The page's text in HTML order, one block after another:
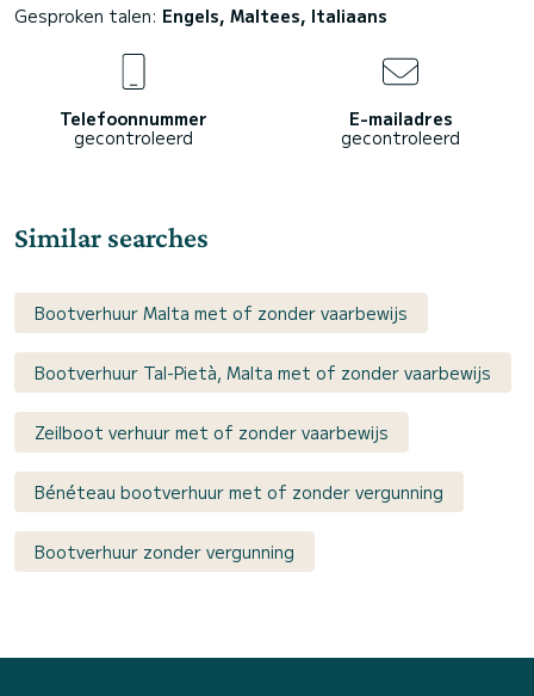
Gesproken talen: Engels, Maltees, Italiaans
Telefoonnummer
gecontroleerd
E-mailadres
gecontroleerd
Similar searches
Bootverhuur Malta met of zonder vaarbewijs
Bootverhuur Tal-Pietà, Malta met of zonder vaarbewijs
Zeilboot verhuur met of zonder vaarbewijs
Bénéteau bootverhuur met of zonder vergunning
Bootverhuur zonder vergunning